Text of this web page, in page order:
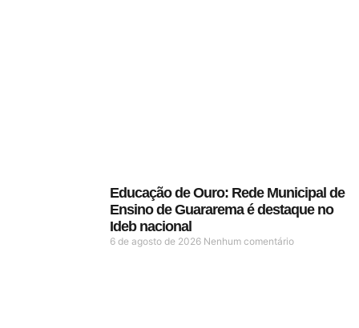
Educação de Ouro: Rede Municipal de
Ensino de Guararema é destaque no
Ideb nacional
6 de agosto de 2026 Nenhum comentário